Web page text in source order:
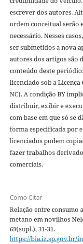
escrever dos autores.
ordem conceitual serão
necessário. Nesses
ser submetidos a nova
autores dos artigos são
conteúdo deste
licenciado sob a
NC). A condição BY
distribuir, exibir e
com base em que só se
forma especificada por
licenciados podem
fazer trabalhos
comerciais.
Como Citar
Relação entre consumo
metano em novilhos
69(supl.), 31-31.
https://bia.iz.sp.gov.br/